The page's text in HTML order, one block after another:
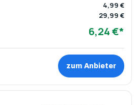
4,99 €
29,99 €
6,24 €*
zum Anbieter